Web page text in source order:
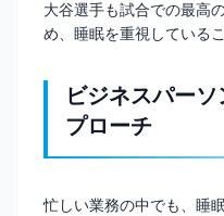
大谷選手も試合での最高
め、睡眠を重視している
ビジネスパー
プローチ
忙しい業務の中でも、睡